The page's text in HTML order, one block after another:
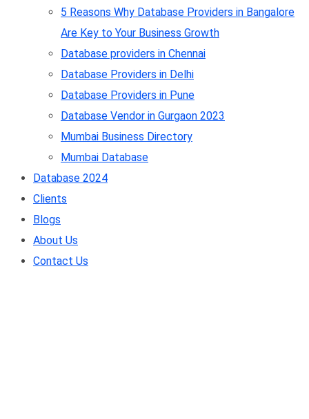
5 Reasons Why Database Providers in Bangalore
Are Key to Your Business Growth
Database providers in Chennai
Database Providers in Delhi
Database Providers in Pune
Database Vendor in Gurgaon 2023
Mumbai Business Directory
Mumbai Database
Database 2024
Clients
Blogs
About Us
Contact Us